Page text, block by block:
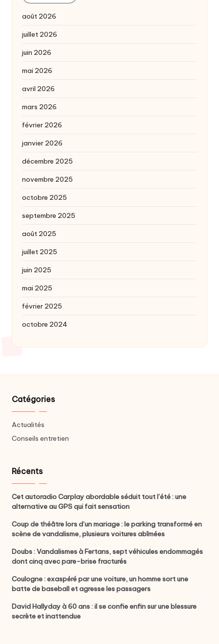
août 2026
juillet 2026
juin 2026
mai 2026
avril 2026
mars 2026
février 2026
janvier 2026
décembre 2025
novembre 2025
octobre 2025
septembre 2025
août 2025
juillet 2025
juin 2025
mai 2025
février 2025
octobre 2024
Catégories
Actualités
Conseils entretien
Récents
Cet autoradio Carplay abordable séduit tout l’été : une
alternative au GPS qui fait sensation
Coup de théâtre lors d’un mariage : le parking transformé en
scène de vandalisme, plusieurs voitures abîmées
Doubs : Vandalismes à Fertans, sept véhicules endommagés
dont cinq avec pare-brise fracturés
Coulogne : exaspéré par une voiture, un homme sort une
batte de baseball et agresse les passagers
David Hallyday à 60 ans : il se confie enfin sur une blessure
secrète et inattendue